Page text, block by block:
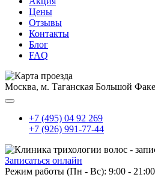
Цены
Отзывы
Контакты
Блог
FAQ
Москва, м. Таганская Большой
+7 (495) 04 92 269
+7 (926) 991-77-44
Записаться онлайн
Режим работы (Пн - Вс): 9:00 -